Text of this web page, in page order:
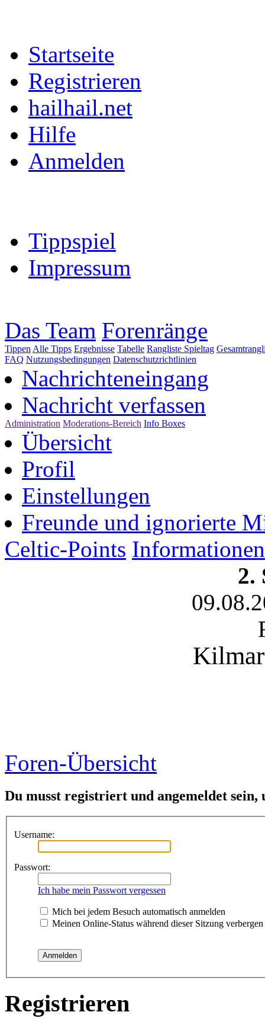
Startseite
Registrieren
hailhail.net
Hilfe
Anmelden
Tippspiel
Impressum
Das Team Forenränge
Tippen Alle Tipps Ergebnisse Tabelle Rangliste Spieltag
FAQ Nutzungsbedingungen Datenschutzrichtlinien
Nachrichteneingang
Nachricht verfassen
Administration Moderations-Bereich Info Boxes
Übersicht
Profil
Einstellungen
Freunde und ignorierte
Celtic-Points Informationen
2.
Foren-Übersicht
Du musst registriert und angemeldet sein,
Username:
Passwort:
Ich habe mein Passwort vergessen
Mich bei jedem Besuch automatisch anmelden
Meinen Online-Status während dieser Sitzung verbergen
Registrieren